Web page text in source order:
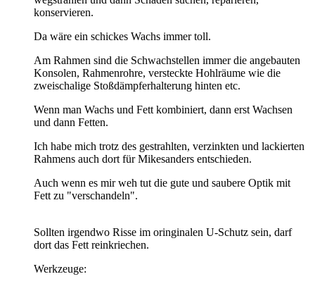
konservieren.
Da wäre ein schickes Wachs immer toll.
Am Rahmen sind die Schwachstellen immer die angebauten
Konsolen, Rahmenrohre, versteckte Hohlräume wie die
zweischalige Stoßdämpferhalterung hinten etc.
Wenn man Wachs und Fett kombiniert, dann erst Wachsen
und dann Fetten.
Ich habe mich trotz des gestrahlten, verzinkten und lackierten
Rahmens auch dort für Mikesanders entschieden.
Auch wenn es mir weh tut die gute und saubere Optik mit
Fett zu "verschandeln".
Sollten irgendwo Risse im oringinalen U-Schutz sein, darf
dort das Fett reinkriechen.
Werkzeuge: